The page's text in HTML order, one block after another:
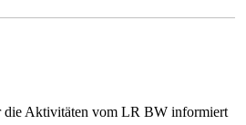
die Aktivitäten vom LR BW informiert